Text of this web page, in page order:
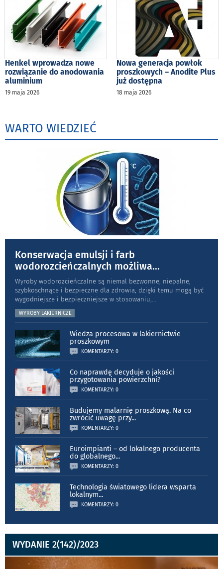
Henkel wprowadza nowe
rozwiązanie do anodowania
aluminium
19 maja 2026
Nowa generacja powłok
proszkowych – Anodite Plus
już dostępna
18 maja 2026
WARTO WIEDZIEĆ
Konserwacja emulsji i farb
wodorozcieńczalnych możliwa...
Wyroby wodorozcieńczalne są niemal bezwonne, niepalne,
szybkoschnące i bezpieczne dla zdrowia, dzięki temu mogą być
wygodniejsze i bezpieczniejsze w stosowaniu,...
WYROBY LAKIERNICZE
Wiedza procesowa w lakiernictwie
proszkowym
KOMENTARZY: 0
Co naprawdę decyduje o jakości
przygotowania powierzchni?
KOMENTARZY: 0
Budujemy malarnię proszkową. Na co
zwrócić uwagę przy...
KOMENTARZY: 0
Euroimpianti – od lokalnego producenta
do globalnego...
KOMENTARZY: 0
Technologia światowego lidera wsparta
lokalnym...
KOMENTARZY: 0
WYDANIE 2(142)/2023